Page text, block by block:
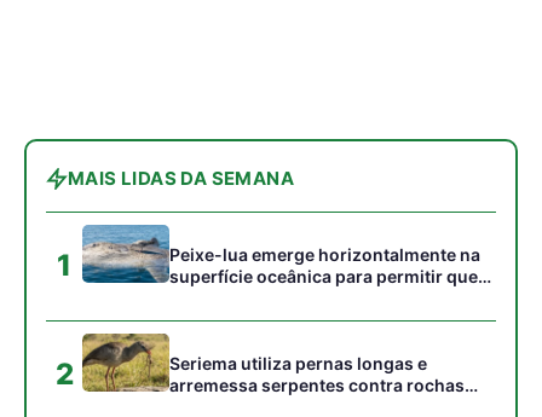
MAIS LIDAS DA SEMANA
1
Peixe-lua emerge horizontalmente na
superfície oceânica para permitir que
acumulados em sua pele
2
Seriema utiliza pernas longas e
arremessa serpentes contra rochas